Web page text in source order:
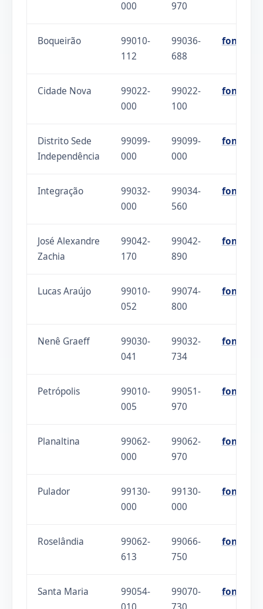
000
970
Boqueirão
99010-
112
99036-
688
fonte
Cidade Nova
99022-
000
99022-
100
fonte
Distrito Sede
Independência
99099-
000
99099-
000
fonte
Integração
99032-
000
99034-
560
fonte
José Alexandre
Zachia
99042-
170
99042-
890
fonte
Lucas Araújo
99010-
052
99074-
800
fonte
Nenê Graeff
99030-
041
99032-
734
fonte
Petrópolis
99010-
005
99051-
970
fonte
Planaltina
99062-
000
99062-
970
fonte
Pulador
99130-
000
99130-
000
fonte
Roselândia
99062-
613
99066-
750
fonte
Santa Maria
99054-
99070-
fonte